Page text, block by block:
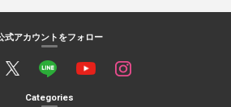
式アカウントをフォロー
Categories